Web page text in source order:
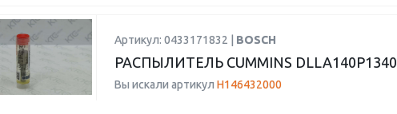
Артикул: 0433171832 | BOSCH
РАСПЫЛИТЕЛЬ CUMMINS DLLA140P1340
Вы искали артикул H146432000